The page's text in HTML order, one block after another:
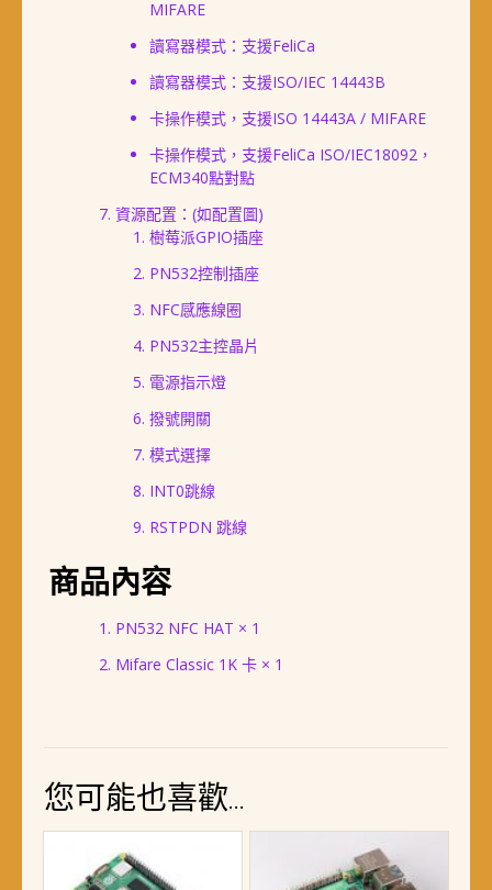
MIFARE
讀寫器模式：支援FeliCa
讀寫器模式：支援ISO/IEC 14443B
卡操作模式，支援ISO 14443A / MIFARE
卡操作模式，支援FeliCa ISO/IEC18092，
ECM340點對點
資源配置：(如配置圖)
樹莓派GPIO插座
PN532控制插座
NFC感應線圈
PN532主控晶片
電源指示燈
撥號開關
模式選擇
INT0跳線
RSTPDN 跳線
商品內容
PN532 NFC HAT × 1
Mifare Classic 1K 卡 × 1
您可能也喜歡…